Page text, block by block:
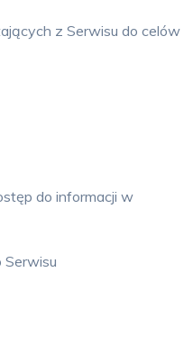
z Serwisu do celów
do informacji w